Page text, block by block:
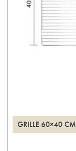
GRILLE 60×40 CM